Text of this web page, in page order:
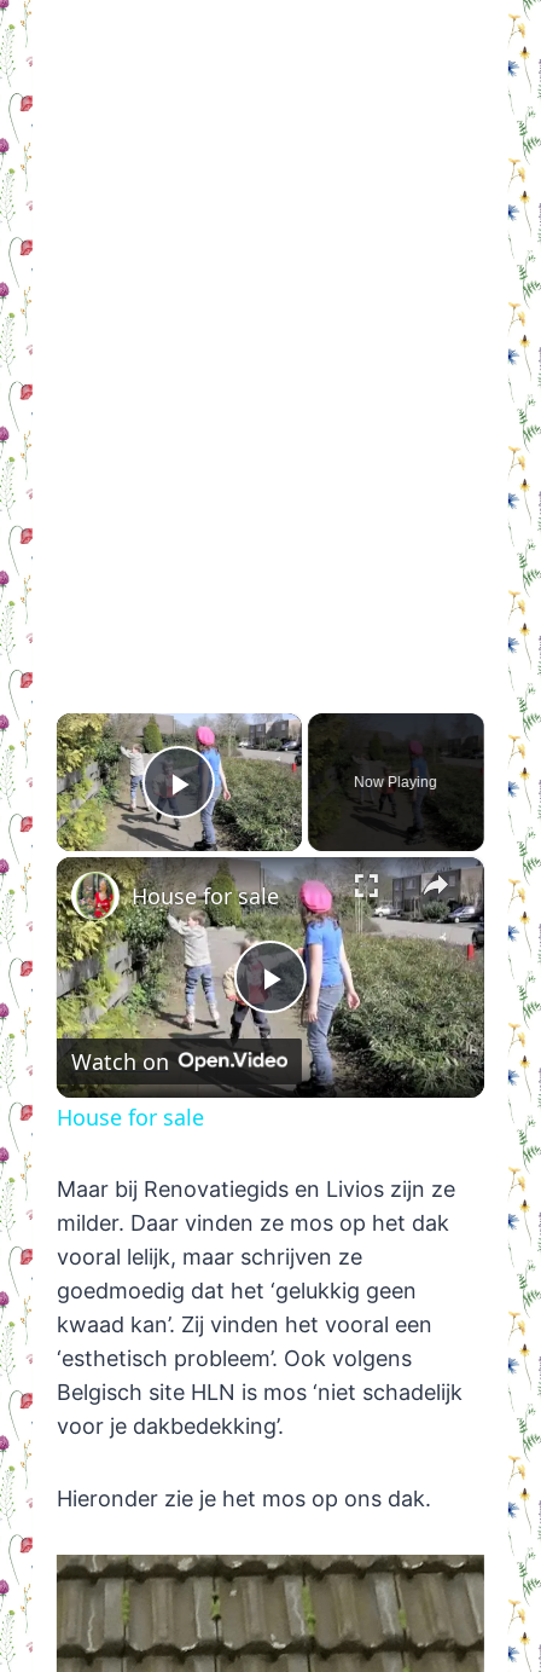
×
Play Video
Now Playing
×
Play
Video
House for sale
Watch on
House for sale
Maar bij Renovatiegids en Livios zijn ze
milder. Daar vinden ze mos op het dak
vooral lelijk, maar schrijven ze
goedmoedig dat het ‘gelukkig geen
kwaad kan’. Zij vinden het vooral een
‘esthetisch probleem’. Ook volgens
Belgisch site HLN is mos ‘niet schadelijk
voor je dakbedekking’.
Hieronder zie je het mos op ons dak.